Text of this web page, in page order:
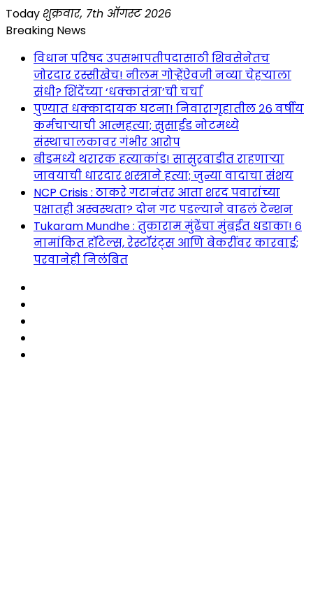
Skip
to
Today शुक्रवार, 7th ऑगस्ट 2026
Breaking News
विधान परिषद उपसभापतीपदासाठी शिवसेनेतच
जोरदार रस्सीखेच! नीलम गोऱ्हेंऐवजी नव्या चेहऱ्याला
संधी? शिंदेंच्या ‘धक्कातंत्रा’ची चर्चा
पुण्यात धक्कादायक घटना! निवारागृहातील २६ वर्षीय
कर्मचाऱ्याची आत्महत्या; सुसाईड नोटमध्ये
संस्थाचालकावर गंभीर आरोप
बीडमध्ये थरारक हत्याकांड! सासुरवाडीत राहणाऱ्या
जावयाची धारदार शस्त्राने हत्या; जुन्या वादाचा संशय
NCP Crisis : ठाकरे गटानंतर आता शरद पवारांच्या
पक्षातही अस्वस्थता? दोन गट पडल्याने वाढलं टेन्शन
Tukaram Mundhe : तुकाराम मुंढेंचा मुंबईत धडाका! ६
नामांकित हॉटेल्स, रेस्टॉरंट्स आणि बेकरींवर कारवाई;
परवानेही निलंबित